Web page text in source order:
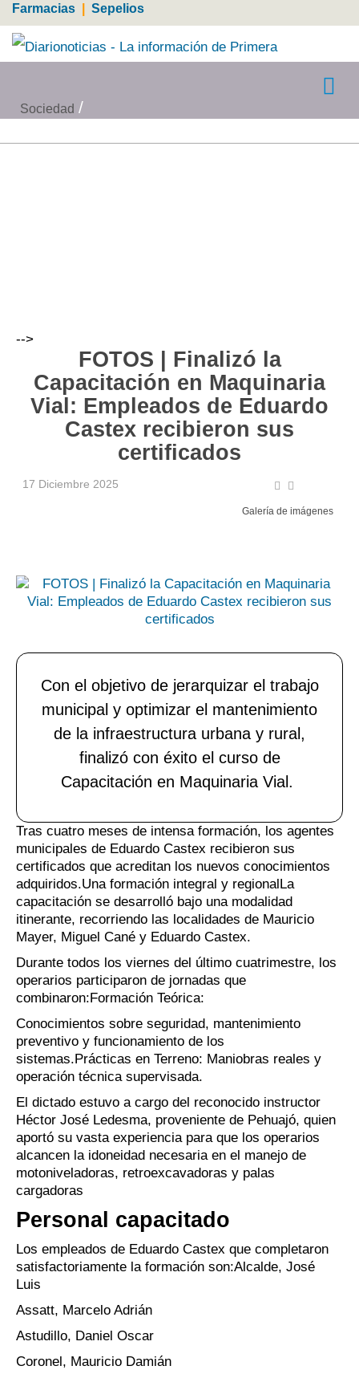
Farmacias Sepelios
Sociedad
-->
FOTOS | Finalizó la
Capacitación en Maquinaria
Vial: Empleados de Eduardo
Castex recibieron sus
certificados
Galería de imágenes
17 Diciembre 2025
Con el objetivo de jerarquizar el trabajo
municipal y optimizar el mantenimiento
de la infraestructura urbana y rural,
finalizó con éxito el curso de
Capacitación en Maquinaria Vial.
Tras cuatro meses de intensa formación, los agentes
municipales de Eduardo Castex recibieron sus
certificados que acreditan los nuevos conocimientos
adquiridos.Una formación integral y regionalLa
capacitación se desarrolló bajo una modalidad
itinerante, recorriendo las localidades de Mauricio
Mayer, Miguel Cané y Eduardo Castex.
Durante todos los viernes del último cuatrimestre, los
operarios participaron de jornadas que
combinaron:Formación Teórica:
Conocimientos sobre seguridad, mantenimiento
preventivo y funcionamiento de los
sistemas.Prácticas en Terreno: Maniobras reales y
operación técnica supervisada.
El dictado estuvo a cargo del reconocido instructor
Héctor José Ledesma, proveniente de Pehuajó, quien
aportó su vasta experiencia para que los operarios
alcancen la idoneidad necesaria en el manejo de
motoniveladoras, retroexcavadoras y palas
cargadoras
Personal capacitado
Los empleados de Eduardo Castex que completaron
satisfactoriamente la formación son:Alcalde, José
Luis
Assatt, Marcelo Adrián
Astudillo, Daniel Oscar
Coronel, Mauricio Damián